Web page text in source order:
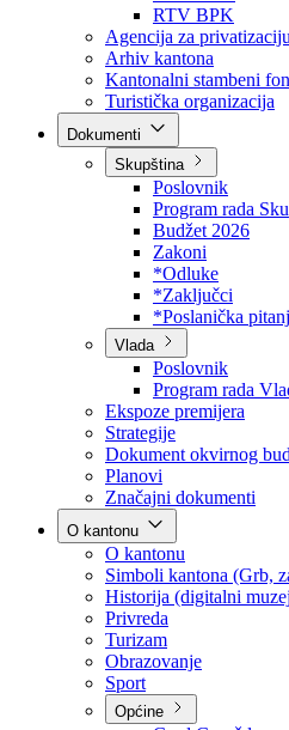
Direkcija za
Javna preduzeća
BPK šume
RTV BPK
Agencija za privatizaciju
Arhiv kantona
Kantonalni stambeni fond
Turistička organizacija
Skupština
Poslovnik
Program rada
Budžet 2026
Zakoni
*Odluke
*Zaključci
*Poslanička
Vlada
Poslovnik
Program rada
Ekspoze premijera
Strategije
Dokument okvirnog
Planovi
Značajni dokumenti
O kantonu
O kantonu
Simboli kantona (Grb,
Historija (digitalni muzej)
Privreda
Turizam
Obrazovanje